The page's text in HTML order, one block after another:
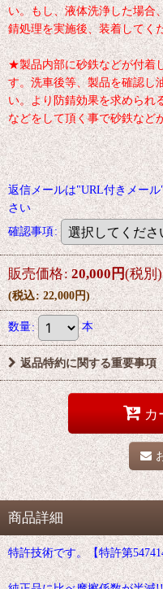
い。もし、液体洗浄した場合
錆処理を実施後、装着してく
★製品内部に砂鉄などが付着
す。洗車後等、製品を確認し
い。より防錆効果を求められ
などをして頂く事で砂鉄など
返信メールは"URL付きメー
さい
確認事項:
販売価格: 20,000円(税別)
(税込: 22,000円)
数量: 本
返品特約に関する重要事項
カ
商品詳細
特許技術です。【特許第